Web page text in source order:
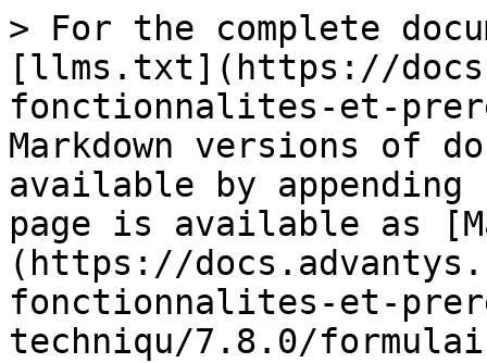
> For the complete
[llms.txt](https://
fonctionnalites-et-
Markdown versions of
available by
page is available as
(https://
fonctionnalites-et-
techniqu/7.8.0/